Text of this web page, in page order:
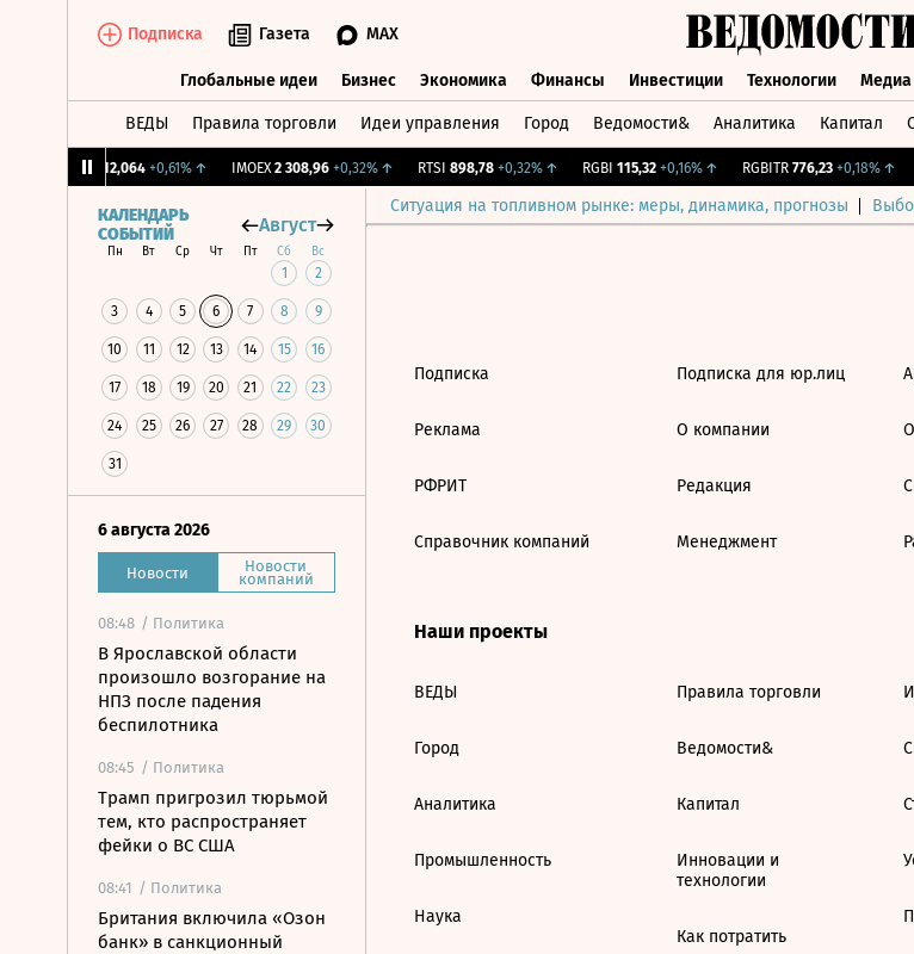
Подписка Газета MAX
Глобальные идеи Бизнес Экономика Финансы Инвестиции Технологии Медиа
ВЕДЫ Правила торговли Идеи управления Город Ведомости& Аналитика Капитал
12,064 +0,61%↑ IMOEX 2 308,96 +0,32%↑ RTSI 898,78 +0,32%↑ RGBI 115,32 +0,16%↑ RGBITR 776,23 +0,18%↑
Ситуация на топливном рынке: меры, динамика, прогнозы
КАЛЕНДАРЬ
СОБЫТИЙ
Август
Пн Вт Ср Чт Пт Сб Вс
1 2
3 4 5 6 7 8 9
10 11 12 13 14 15 16
17 18 19 20 21 22 23
24 25 26 27 28 29 30
31
6 августа 2026
Новости Новости
компаний
08:48 / Политика
В Ярославской области
произошло возгорание на
НПЗ после падения
беспилотника
08:45 / Политика
Трамп пригрозил тюрьмой
тем, кто распространяет
фейки о ВС США
08:41 / Политика
Британия включила «Озон
банк» в санкционный
Подписка
Реклама
РФРИТ
Справочник компаний
Подписка для юр.лиц
О компании
Редакция
Менеджмент
Наши проекты
ВЕДЫ
Город
Аналитика
Промышленность
Наука
Правила торговли
Ведомости&
Капитал
Инновации и
технологии
Как потратить